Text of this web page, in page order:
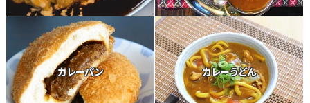
カレーパン カレーうどん